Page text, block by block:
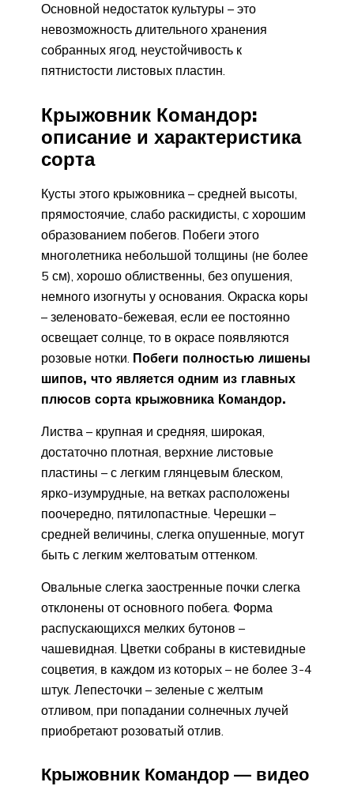
Основной недостаток культуры – это
невозможность длительного хранения
собранных ягод, неустойчивость к
пятнистости листовых пластин.
Крыжовник Командор:
описание и характеристика
сорта
Кусты этого крыжовника – средней высоты,
прямостоячие, слабо раскидисты, с хорошим
образованием побегов. Побеги этого
многолетника небольшой толщины (не более
5 см), хорошо облиственны, без опушения,
немного изогнуты у основания. Окраска коры
– зеленовато-бежевая, если ее постоянно
освещает солнце, то в окрасе появляются
розовые нотки. Побеги полностью лишены
шипов, что является одним из главных
плюсов сорта крыжовника Командор.
Листва – крупная и средняя, широкая,
достаточно плотная, верхние листовые
пластины – с легким глянцевым блеском,
ярко-изумрудные, на ветках расположены
поочередно, пятилопастные. Черешки –
средней величины, слегка опушенные, могут
быть с легким желтоватым оттенком.
Овальные слегка заостренные почки слегка
отклонены от основного побега. Форма
распускающихся мелких бутонов –
чашевидная. Цветки собраны в кистевидные
соцветия, в каждом из которых – не более 3-4
штук. Лепесточки – зеленые с желтым
отливом, при попадании солнечных лучей
приобретают розоватый отлив.
Крыжовник Командор — видео